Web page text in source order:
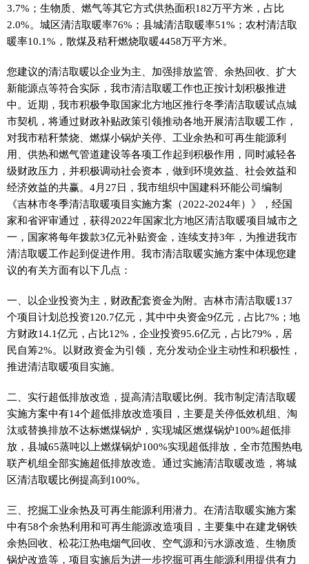
3.7%；生物质、燃气等其它方式供热面积182万平方米，占比
2.0%。城区清洁取暖率76%；县城清洁取暖率51%；农村清洁取
暖率10.1%，散煤及秸秆燃烧取暖4458万平方米。
您建议的清洁取暖以企业为主、加强排放监管、余热回收、扩大
新能源点等符合实际，我市清洁取暖工作也正按计划积极推进
中。近期，我市积极争取国家北方地区推行冬季清洁取暖试点城
市契机，将通过财政补贴政策引领推动各地开展清洁取暖工作，
对我市秸秆禁烧、燃煤小锅炉关停、工业余热和可再生能源利
用、供热和燃气管道建设等各项工作起到积极作用，同时减轻各
级财政压力，并积极调动社会资本，做到环境效益、社会效益和
经济效益的共赢。4月27日，我市组织中国建科环能公司编制
《吉林市冬季清洁取暖项目实施方案（2022-2024年）》，经国
家和省评审通过，获得2022年国家北方地区清洁取暖项目城市之
一，国家将每年拨款3亿元补贴资金，连续支持3年，为推进我市
清洁取暖工作起到促进作用。我市清洁取暖实施方案中体现您建
议的有关方面有以下几点：
一、以企业投资为主，财政配套资金为附。吉林市清洁取暖137
个项目计划总投资120.7亿元，其中中央资金9亿元，占比7%；地
方财政14.1亿元，占比12%，企业投资95.6亿元，占比79%，居
民自筹2%。以财政资金为引领，充分发动企业主动性和积极性，
推进清洁取暖项目实施。
二、实行超低排放改造，提高清洁取暖比例。我市制定清洁取暖
实施方案中有14个超低排放改造项目，主要是关停低效机组、淘
汰或替换排放不达标燃煤锅炉，实现城区燃煤锅炉100%超低排
放，县城65蒸吨以上燃煤锅炉100%实现超低排放，全市范围热电
联产机组全部实施超低排放改造。通过实施清洁取暖改造，将城
区清洁取暖比例提高到100%。
三、挖掘工业余热及可再生能源利用潜力。在清洁取暖实施方案
中有58个余热利用和可再生能源改造项目，主要集中在建龙钢铁
余热回收、松花江热电烟气回收、空气源和污水源改造、生物质
锅炉改造等，项目实施后为进一步挖掘可再生能源利用提供有力